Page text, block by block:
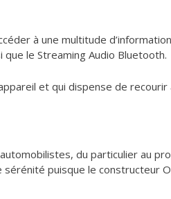
à une multitude
le Streaming Audio Bluetooth.
et qui dispense de recourir
du particulier au
puisque le constructeur